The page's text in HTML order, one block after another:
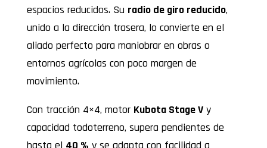
espacios reducidos. Su radio de giro reducido,
unido a la dirección trasera, lo convierte en el
aliado perfecto para maniobrar en obras o
entornos agrícolas con poco margen de
movimiento.
Con tracción 4×4, motor Kubota Stage Vy
capacidad todoterreno, supera pendientes de